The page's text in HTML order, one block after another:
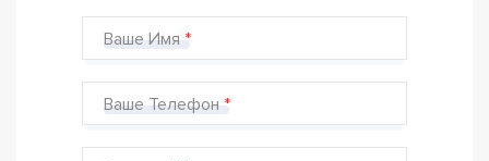
Ваше Имя
Ваше Телефон